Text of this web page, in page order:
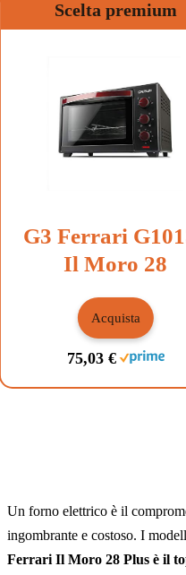
Scelta premium
G3 Ferrari
Il Moro 28
Acquista
75,03 €
Un forno elettrico è il
ingombrante e costoso. I
Ferrari Il Moro 28 Plus è il